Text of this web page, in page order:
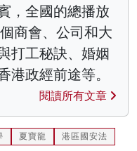
，全國的總播放
商會、公司和大
打工秘訣、婚姻
港政經前途等。
閱讀所有文章
夏寶龍 港區國安法